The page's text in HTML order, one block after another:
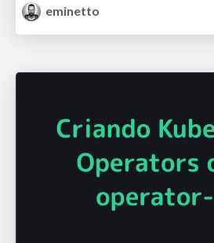
eminetto